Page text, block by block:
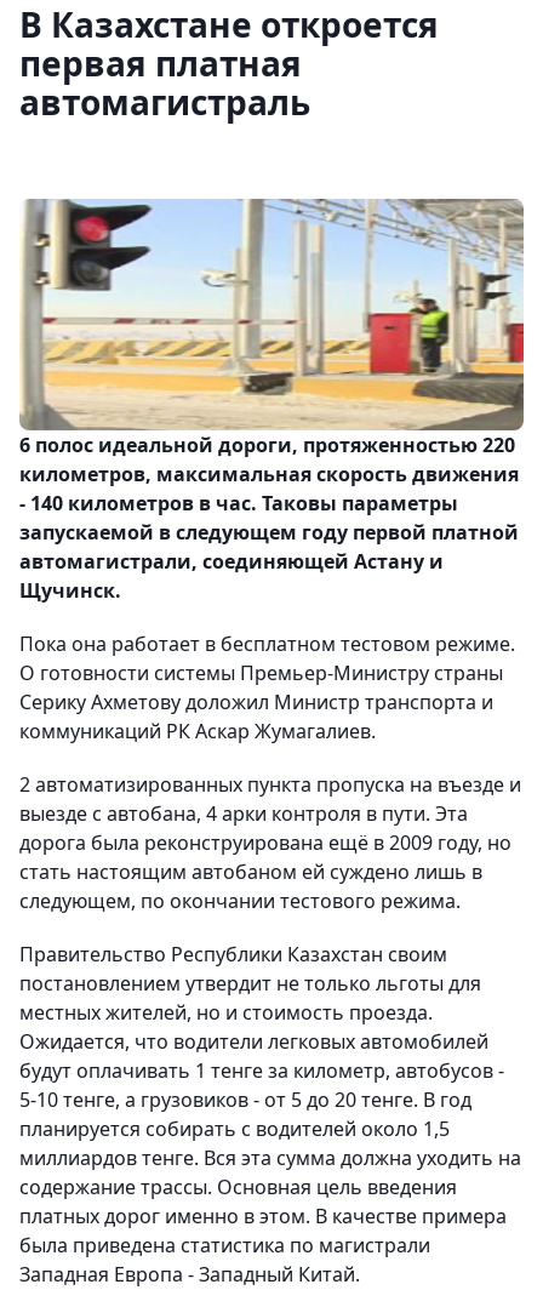
В Казахстане откроется
первая платная
автомагистраль
6 полос идеальной дороги, протяженностью 220
километров, максимальная скорость движения
- 140 километров в час. Таковы параметры
запускаемой в следующем году первой платной
автомагистрали, соединяющей Астану и
Щучинск.
Пока она работает в бесплатном тестовом режиме.
О готовности системы Премьер-Министру страны
Серику Ахметову доложил Министр транспорта и
коммуникаций РК Аскар Жумагалиев.
2 автоматизированных пункта пропуска на въезде и
выезде с автобана, 4 арки контроля в пути. Эта
дорога была реконструирована ещё в 2009 году, но
стать настоящим автобаном ей суждено лишь в
следующем, по окончании тестового режима.
Правительство Республики Казахстан своим
постановлением утвердит не только льготы для
местных жителей, но и стоимость проезда.
Ожидается, что водители легковых автомобилей
будут оплачивать 1 тенге за километр, автобусов -
5-10 тенге, а грузовиков - от 5 до 20 тенге. В год
планируется собирать с водителей около 1,5
миллиардов тенге. Вся эта сумма должна уходить на
содержание трассы. Основная цель введения
платных дорог именно в этом. В качестве примера
была приведена статистика по магистрали
Западная Европа - Западный Китай.